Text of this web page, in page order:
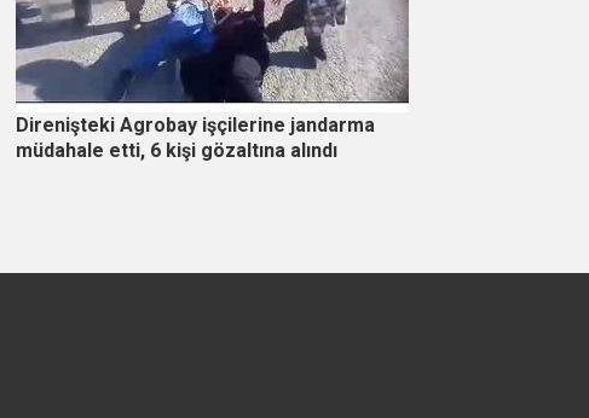
Direnişteki Agrobay işçilerine jandarma
müdahale etti, 6 kişi gözaltına alındı